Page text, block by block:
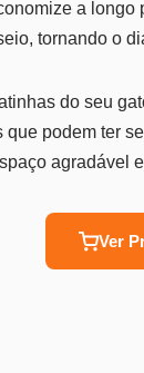
a
tornando o
do seu
podem ter
agradável
Ver